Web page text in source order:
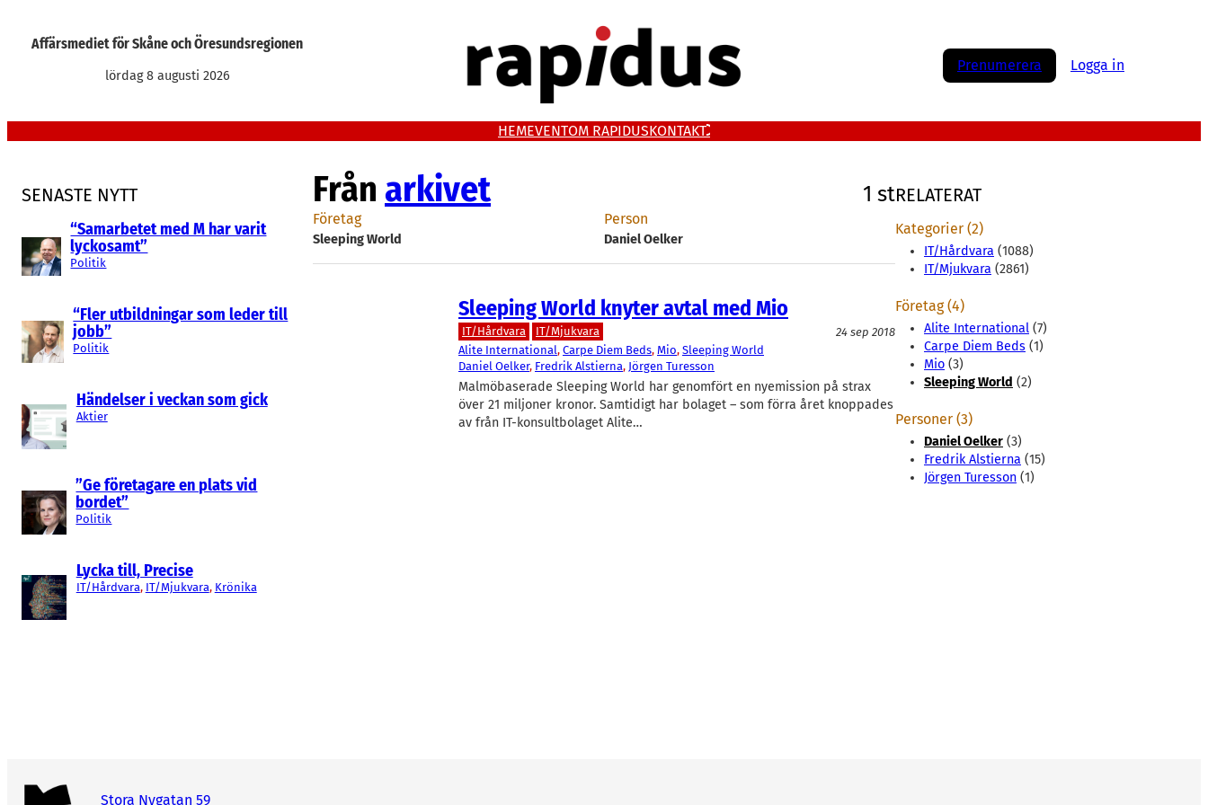
Affärsmediet för Skåne och Öresundsregionen
lördag 8 augusti 2026
Prenumerera Logga in
HEMEVENTOM RAPIDUSKONTAKT
SENASTE NYTT
“Samarbetet med M har varit
lyckosamt”
Politik
“Fler utbildningar som leder till
jobb”
Politik
Händelser i veckan som gick
Aktier
”Ge företagare en plats vid
bordet”
Politik
Lycka till, Precise
IT/Hårdvara, IT/Mjukvara, Krönika
Från arkivet 1 st
Företag
Sleeping World
Person
Daniel Oelker
Sleeping World knyter avtal med Mio
IT/Hårdvara IT/Mjukvara
24 sep 2018
Alite International, Carpe Diem Beds, Mio, Sleeping World
Daniel Oelker, Fredrik Alstierna, Jörgen Turesson
Malmöbaserade Sleeping World har genomfört en nyemission på strax
över 21 miljoner kronor. Samtidigt har bolaget – som förra året knoppades
av från IT-konsultbolaget Alite…
RELATERAT
Kategorier (2)
IT/Hårdvara (1088)
IT/Mjukvara (2861)
Företag (4)
Alite International (7)
Carpe Diem Beds (1)
Mio (3)
Sleeping World (2)
Personer (3)
Daniel Oelker (3)
Fredrik Alstierna (15)
Jörgen Turesson (1)
Stora Nygatan 59